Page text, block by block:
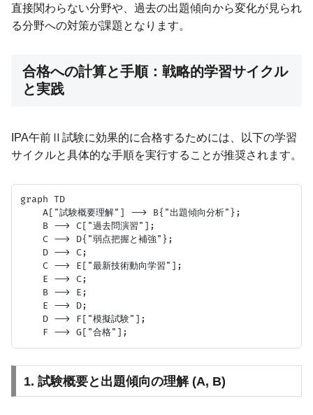
直接関わらない分野や、過去の出題傾向から変化が見られ
る分野への対策が課題となります。
合格への計算と手順：戦略的学習サイクル
と実践
IPA午前Ⅱ試験に効果的に合格するためには、以下の学習
サイクルと具体的な手順を実行することが推奨されます。
graph TD
    A["試験概要理解"] --> B{"出題傾向分析"};
    B --> C["過去問演習"];
    C --> D{"弱点把握と補強"};
    D --> C;
    C --> E["最新技術動向学習"];
    E --> C;
    B --> E;
    E --> D;
    D --> F["模擬試験"];
1. 試験概要と出題傾向の理解 (A, B)